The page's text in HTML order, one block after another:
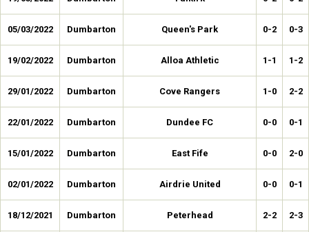
05/03/2022 Dumbarton Queen's Park 0-2 0-3
19/02/2022 Dumbarton Alloa Athletic 1-1 1-2
29/01/2022 Dumbarton Cove Rangers 1-0 2-2
22/01/2022 Dumbarton Dundee FC 0-0 0-1
15/01/2022 Dumbarton East Fife 0-0 2-0
02/01/2022 Dumbarton Airdrie United 0-0 0-1
18/12/2021 Dumbarton Peterhead 2-2 2-3